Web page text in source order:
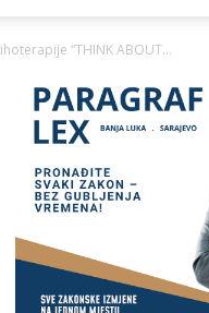
“THINK ABOUT...